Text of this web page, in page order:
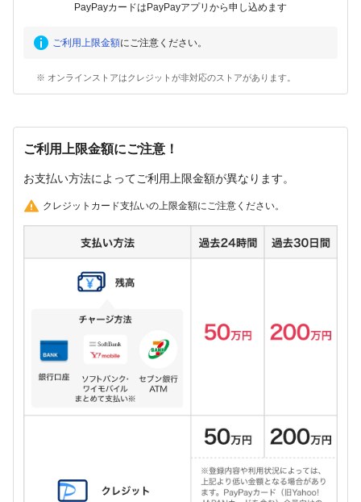
PayPayカードはPayPayアプリから申し込めます
ご利用上限金額にご注意ください。
※ オンラインストアはクレジットが非対応のストアがあります。
ご利用上限金額にご注意！
お支払い方法によってご利用上限金額が異なります。
クレジットカード支払いの上限金額にご注意ください。